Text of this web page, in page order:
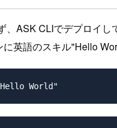
、ASK CLIでデプロイ
英語のスキル"Hello